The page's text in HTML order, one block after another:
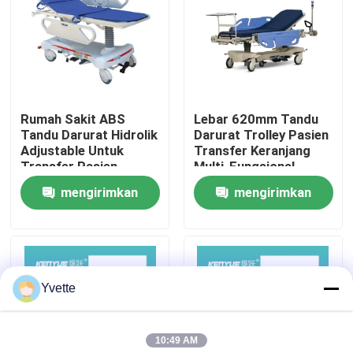
Tur Pabrik
Hubungi Kami
Berita
Kasus
Tempat Tidur Persalinan di Rumah Sakit
Aksesori Meja Kebidanan
Rumah Sakit ABS
Tandu Darurat Hidrolik
Adjustable Untuk
Transfer Pasien
mengirimkan
Lebar 620mm Tandu
Darurat Trolley Pasien
Transfer Keranjang
Multi-Fungsional
Trolley Medis Darurat
mengirimkan
Yvette
10:49 AM